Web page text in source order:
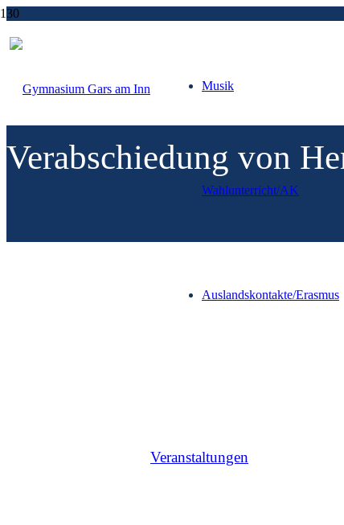
Musik
Wahl­unter­richt/AK
Auslands­kontakte/Erasmus
Veranstal­tungen
Schulorganisation
Verabschiedung von